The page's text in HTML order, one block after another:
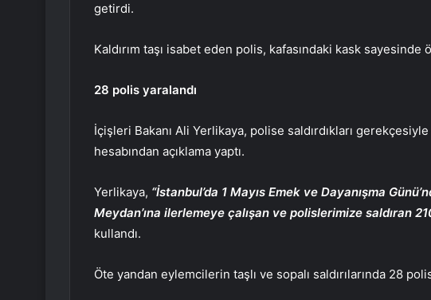
getirdi.
Kaldırım taşı isabet eden polis, kafasındaki kask sayesinde
28 polis yaralandı
İçişleri Bakanı Ali Yerlikaya, polise saldırdıkları
hesabından açıklama yaptı.
Yerlikaya, “İstanbul’da 1 Mayıs Emek ve Dayanışma
Meydan’ına ilerlemeye çalışan ve polislerimize saldıran
kullandı.
Öte yandan eylemcilerin taşlı ve sopalı saldırılarında 28